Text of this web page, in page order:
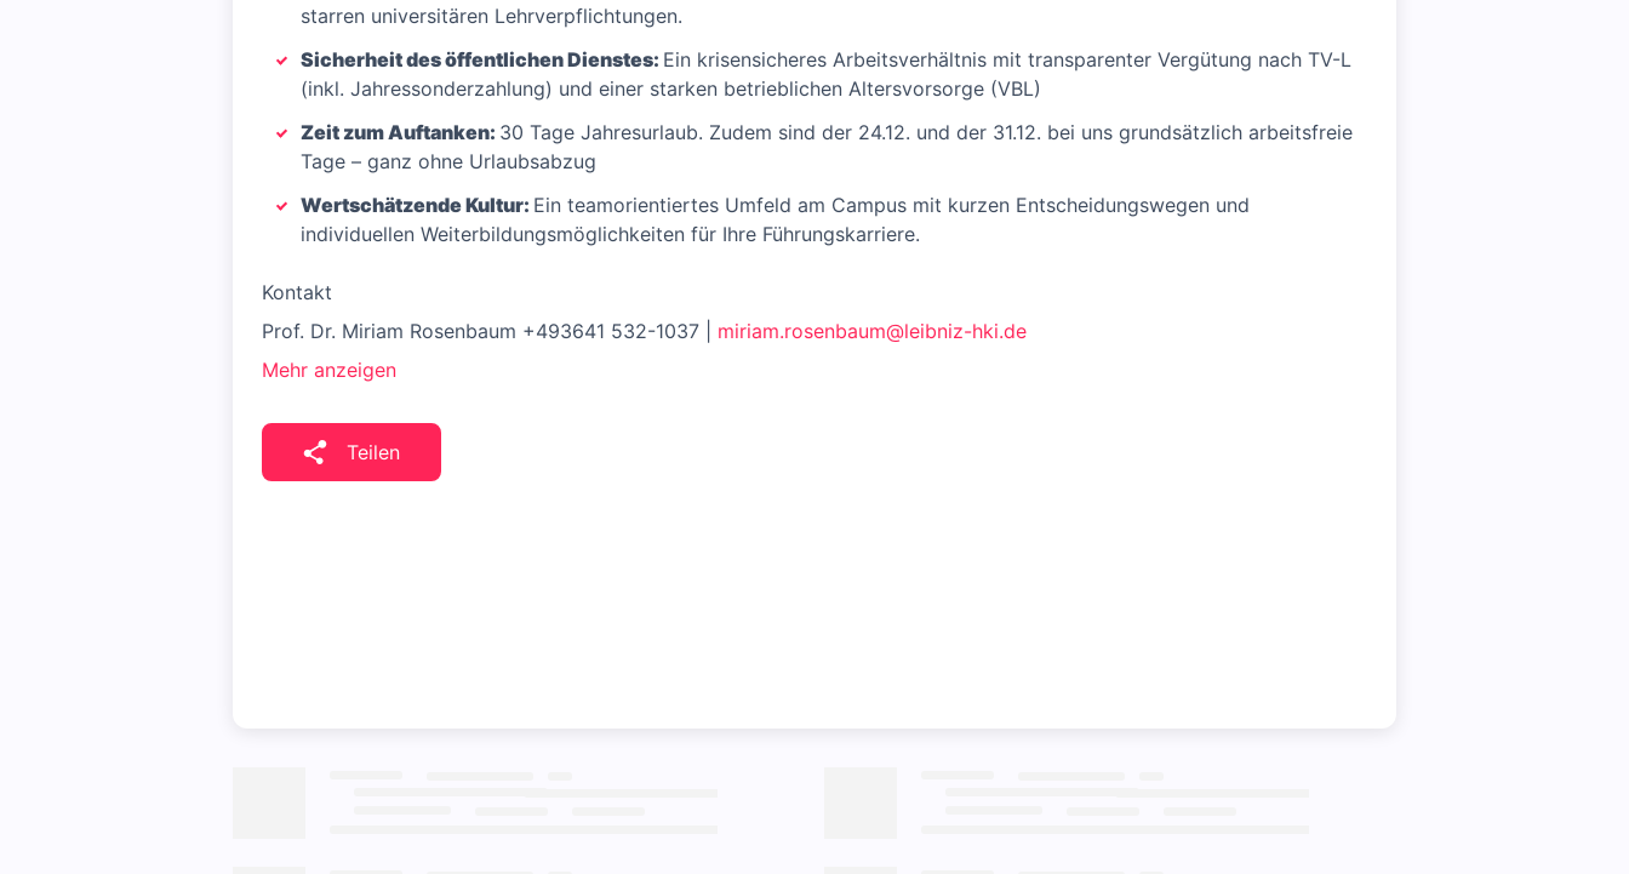
starren universitären Lehrverpflichtungen.
Sicherheit des öffentlichen Dienstes: Ein krisensicheres Arbeitsverhältnis mit transparenter Vergütung nach TV-L
(inkl. Jahressonderzahlung) und einer starken betrieblichen Altersvorsorge (VBL)
Zeit zum Auftanken: 30 Tage Jahresurlaub. Zudem sind der 24.12. und der 31.12. bei uns grundsätzlich arbeitsfreie
Tage – ganz ohne Urlaubsabzug
Wertschätzende Kultur: Ein teamorientiertes Umfeld am Campus mit kurzen Entscheidungswegen und
individuellen Weiterbildungsmöglichkeiten für Ihre Führungskarriere.
Kontakt
Prof. Dr. Miriam Rosenbaum +493641 532-1037 | miriam.rosenbaum@leibniz-hki.de
Mehr anzeigen
Teilen